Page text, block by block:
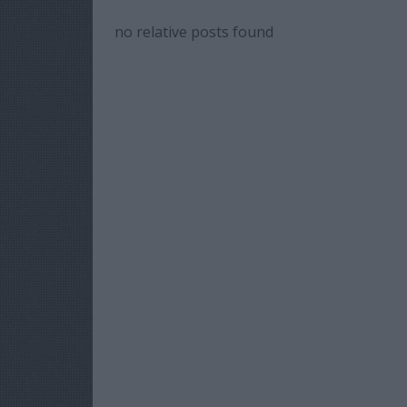
no relative posts found